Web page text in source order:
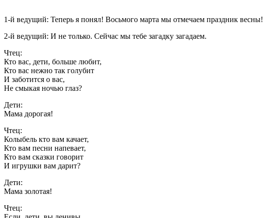
1-й ведущий: Теперь я понял! Восьмого марта мы отмечаем праздник весны!
2-й ведущий: И не только. Сейчас мы тебе загадку загадаем.
Чтец:
Кто вас, дети, больше любит,
Кто вас нежно так голубит
И заботится о вас,
Не смыкая ночью глаз?
Дети:
Мама дорогая!
Чтец:
Колыбель кто вам качает,
Кто вам песни напевает,
Кто вам сказки говорит
И игрушки вам дарит?
Дети:
Мама золотая!
Чтец: